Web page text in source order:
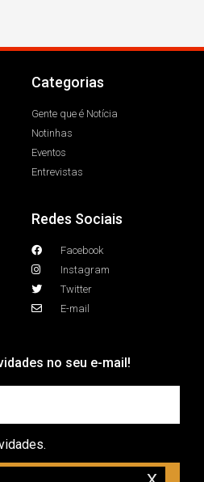
Categorias
Gente que é Notícia
Notinhas
Eventos
Entrevistas
Redes Sociais
Facebook
Instagram
Twitter
E-mail
no seu e-mail!